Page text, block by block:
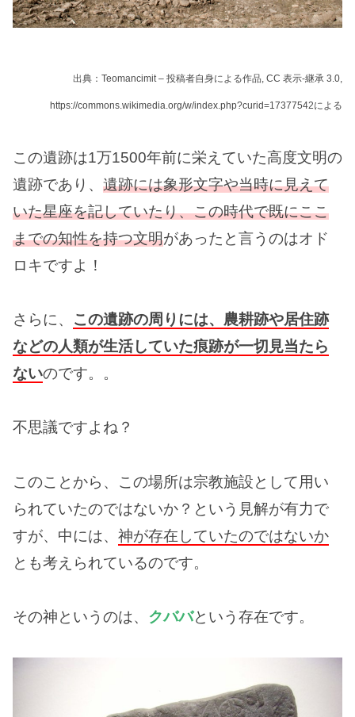
出典：Teomancimit – 投稿者自身による作品, CC 表示-継承 3.0,
https://commons.wikimedia.org/w/index.php?curid=17377542による
この遺跡は1万1500年前に栄えていた高度文明の
遺跡であり、 遺跡には象形文字や当時に見えて
いた星座を記していたり、この時代で既にここ
までの知性を持つ文明があったと言うのはオド
ロキですよ！
さらに、 この遺跡の周りには、農耕跡や居住跡
などの人類が生活していた痕跡が一切見当たら
ないのです。。
不思議ですよね？
このことから、この場所は宗教施設として用い
られていたのではないか？という見解が有力で
すが、中には、 神が存在していたのではないか
とも考えられているのです。
その神というのは、 クババという存在です。